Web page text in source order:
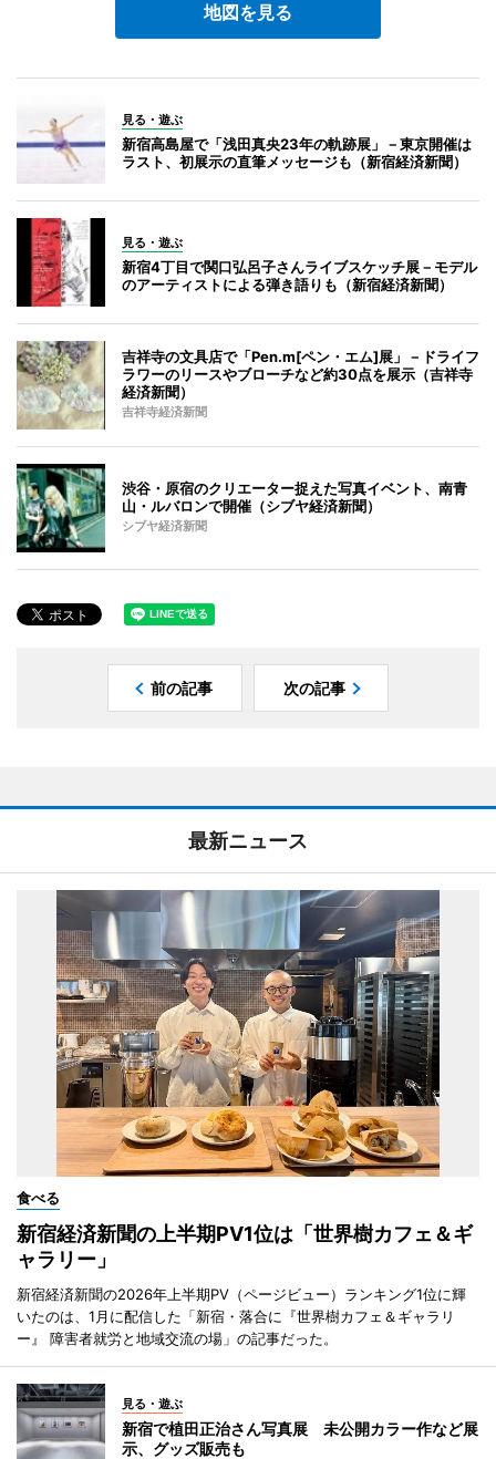
地図を見る
見る・遊ぶ
新宿高島屋で「浅田真央23年の軌跡展」－東京開催は
ラスト、初展示の直筆メッセージも（新宿経済新聞）
見る・遊ぶ
新宿4丁目で関口弘呂子さんライブスケッチ展－モデル
のアーティストによる弾き語りも（新宿経済新聞）
吉祥寺の文具店で「Pen.m[ペン・エム]展」－ドライフ
ラワーのリースやブローチなど約30点を展示（吉祥寺
経済新聞）
吉祥寺経済新聞
渋谷・原宿のクリエーター捉えた写真イベント、南青
山・ルバロンで開催（シブヤ経済新聞）
シブヤ経済新聞
前の記事 次の記事
最新ニュース
食べる
新宿経済新聞の上半期PV1位は「世界樹カフェ＆ギ
ャラリー」
新宿経済新聞の2026年上半期PV（ページビュー）ランキング1位に輝
いたのは、1月に配信した「新宿・落合に『世界樹カフェ＆ギャラリ
ー』 障害者就労と地域交流の場」の記事だった。
見る・遊ぶ
新宿で植田正治さん写真展 未公開カラー作など展
示、グッズ販売も